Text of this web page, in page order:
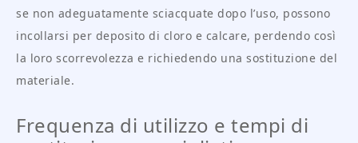
se non adeguatamente sciacquate dopo l’uso, possono
incollarsi per deposito di cloro e calcare, perdendo così
la loro scorrevolezza e richiedendo una sostituzione del
materiale.
Frequenza di utilizzo e tempi di